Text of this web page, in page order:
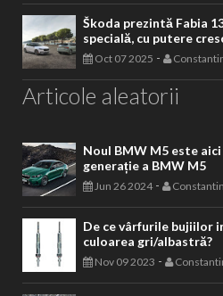
Škoda prezintă Fabia
specială, cu putere
Oct 07 2025 -
Articole aleatorii
Noul BMW M5 este
generație a BMW M5
Jun 26 2024-
De ce vârfurile bujiilor
culoarea gri/albastră?
Nov 09 2023 -